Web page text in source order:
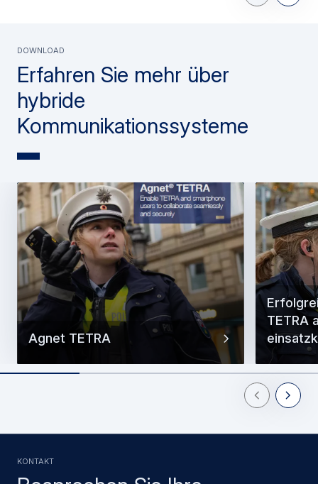
Erfahren Sie mehr über
hybride
Kommunikationssysteme
DOWNLOAD
Agnet TETRA
TETRA
PreviousNext
KONTAKT